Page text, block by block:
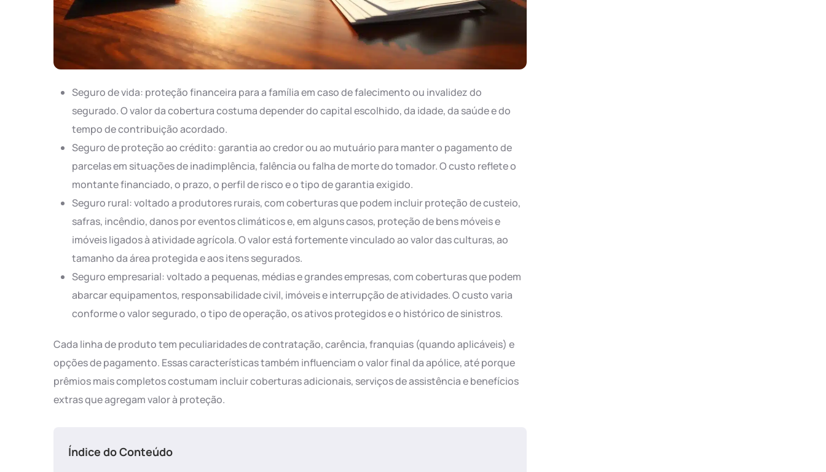
Seguro de vida: proteção financeira para a família em caso de falecimento ou invalidez do
segurado. O valor da cobertura costuma depender do capital escolhido, da idade, da saúde e do
tempo de contribuição acordado.
Seguro de proteção ao crédito: garantia ao credor ou ao mutuário para manter o pagamento de
parcelas em situações de inadimplência, falência ou falha de morte do tomador. O custo reflete o
montante financiado, o prazo, o perfil de risco e o tipo de garantia exigido.
Seguro rural: voltado a produtores rurais, com coberturas que podem incluir proteção de custeio,
safras, incêndio, danos por eventos climáticos e, em alguns casos, proteção de bens móveis e
imóveis ligados à atividade agrícola. O valor está fortemente vinculado ao valor das culturas, ao
tamanho da área protegida e aos itens segurados.
Seguro empresarial: voltado a pequenas, médias e grandes empresas, com coberturas que podem
abarcar equipamentos, responsabilidade civil, imóveis e interrupção de atividades. O custo varia
conforme o valor segurado, o tipo de operação, os ativos protegidos e o histórico de sinistros.
Cada linha de produto tem peculiaridades de contratação, carência, franquias (quando aplicáveis) e
opções de pagamento. Essas características também influenciam o valor final da apólice, até porque
prêmios mais completos costumam incluir coberturas adicionais, serviços de assistência e benefícios
extras que agregam valor à proteção.
Índice do Conteúdo